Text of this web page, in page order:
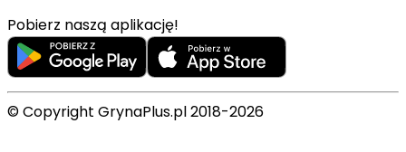
Pobierz naszą aplikację!
© Copyright GrynaPlus.pl 2018-2026